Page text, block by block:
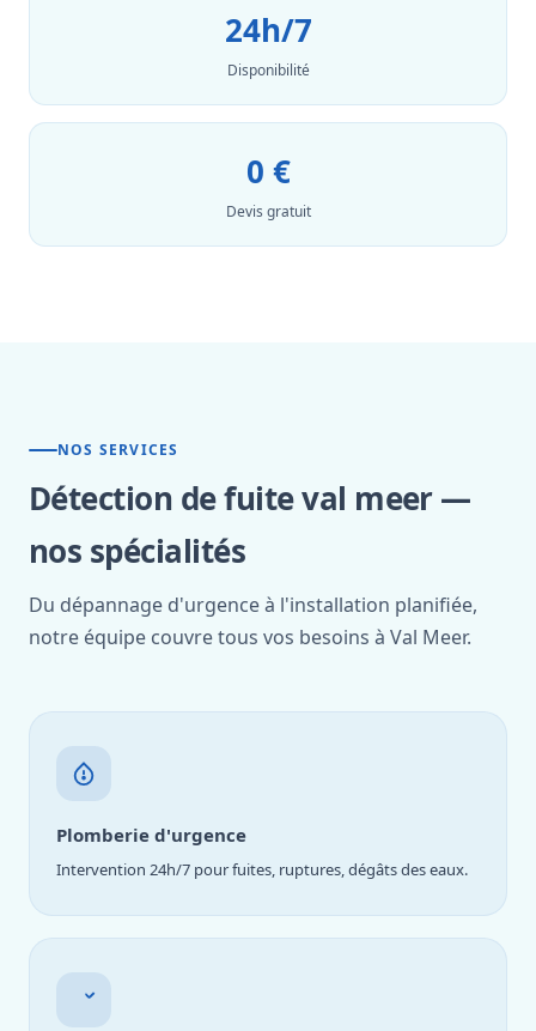
24h/7
Disponibilité
0 €
Devis gratuit
NOS SERVICES
Détection de fuite val meer —
nos spécialités
Du dépannage d'urgence à l'installation planifiée,
notre équipe couvre tous vos besoins à Val Meer.
Plomberie d'urgence
Intervention 24h/7 pour fuites, ruptures, dégâts des eaux.